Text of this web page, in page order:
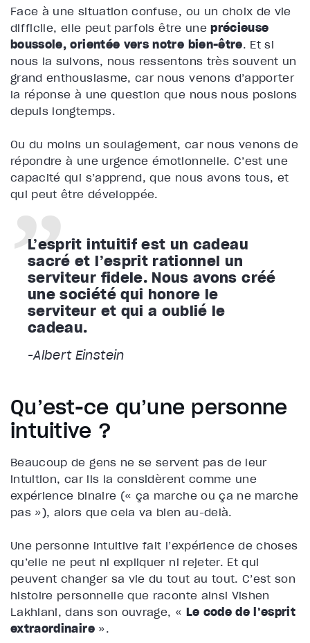
Face à une situation confuse, ou un choix de vie
difficile, elle peut parfois être uneprécieuse
boussole, orientée vers notre bien-être. Et si
nous la suivons, nous ressentons très souvent un
grand enthousiasme, car nous venons d’apporter
la réponse à une question que nous nous posions
depuis longtemps.
Ou du moins un soulagement, car nous venons de
répondre à une urgence émotionnelle. C’est une
capacité qui s’apprend, que nous avons tous, et
qui peut être développée.
L’esprit intuitif est un cadeau
sacré et l’esprit rationnel un
serviteur fidèle. Nous avons créé
une société qui honore le
serviteur et qui a oublié le
cadeau.
-Albert Einstein
Qu’est-ce qu’une personne
intuitive ?
Beaucoup de gens ne se servent pas de leur
intuition, car ils la considèrent comme une
expérience binaire (« ça marche ou ça ne marche
pas »), alors que cela va bien au-delà.
Une personne intuitive fait l’expérience de choses
qu’elle ne peut ni expliquer ni rejeter. Et qui
peuvent changer sa vie du tout au tout. C’est son
histoire personnelle que raconte ainsi Vishen
Lakhiani, dans son ouvrage, « Le code de l’esprit
extraordinaire».